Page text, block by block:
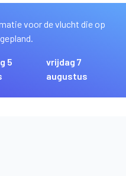
voor de vlucht die op
5
vrijdag 7
augustus